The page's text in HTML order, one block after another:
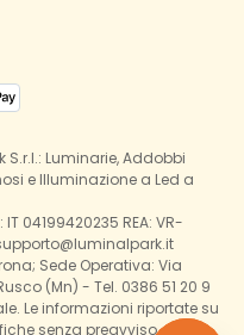
Luminarie, Addobbi
e Illuminazione a Led a
04199420235 REA: VR-
Sede Operativa: Via
(Mn) - Tel. 0386 51 20 9
Le informazioni riportate su
senza preavviso.